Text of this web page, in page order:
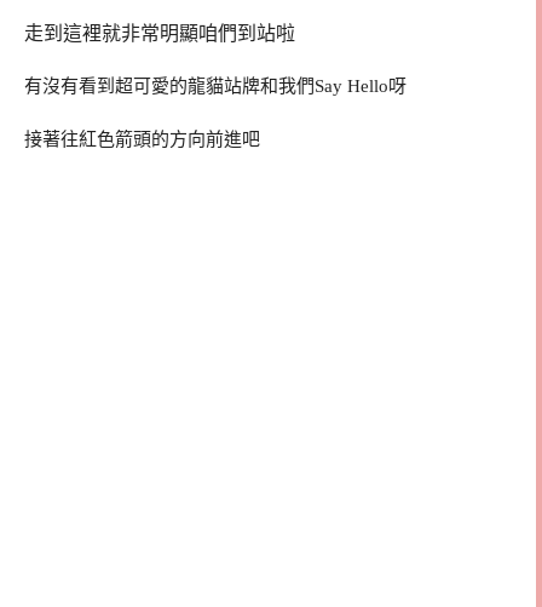
走到這裡就非常明顯咱們到站啦
有沒有看到超可愛的龍貓站牌和我們Say Hello呀
接著往紅色箭頭的方向前進吧